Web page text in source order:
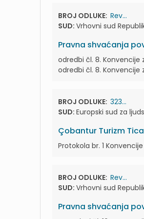
BROJ ODLUKE: Rev...
SUD: Vrhovni sud
Pravna shvaćanja
odredbi čl. 8. Konvencije
odredbi čl. 8. Konvencije
BROJ ODLUKE: 323...
SUD: Europski sud za
Çobantur Turizm
Protokola br. 1
BROJ ODLUKE: Rev...
SUD: Vrhovni sud
Pravna shvaćanja